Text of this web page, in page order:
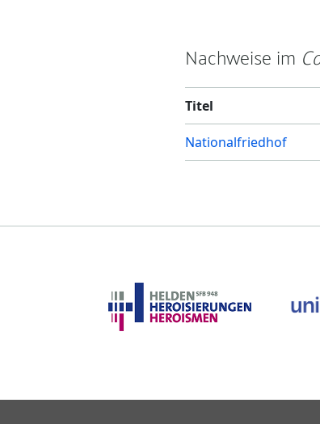
Nachweise im
Titel
Nationalfriedhof